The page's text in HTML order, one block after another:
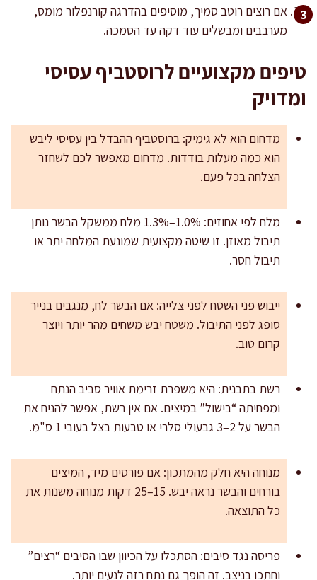
אם רוצים רוטב סמיך, מוסיפים בהדרגה קורנפלור מומס,
מערבבים ומבשלים עוד דקה עד הסמכה.
טיפים מקצועיים לרוסטביף עסיסי
ומדויק
מדחום הוא לא גימיק: ברוסטביף ההבדל בין עסיסי ליבש
הוא כמה מעלות בודדות. מדחום מאפשר לכם לשחזר
הצלחה בכל פעם.
מלח לפי אחוזים: 1.0%–1.3% מלח ממשקל הבשר נותן
תיבול מאוזן. זו שיטה מקצועית שמונעת המלחה יתר או
תיבול חסר.
ייבוש פני השטח לפני צלייה: אם הבשר לח, מנגבים בנייר
סופג לפני התיבול. משטח יבש משחים מהר יותר ויוצר
קרום טוב.
רשת בתבנית: היא משפרת זרימת אוויר סביב הנתח
ומפחיתה “בישול” במיצים. אם אין רשת, אפשר להניח את
הבשר על 2–3 גבעולי סלרי או טבעות בצל בעובי 1 ס"מ.
מנוחה היא חלק מהמתכון: אם פורסים מיד, המיצים
בורחים והבשר נראה יבש. 15–25 דקות מנוחה משנות את
כל התוצאה.
פריסה נגד סיבים: הסתכלו על הכיוון שבו הסיבים “רצים”
וחתכו בניצב. זה הופך גם נתח רזה לנעים יותר.